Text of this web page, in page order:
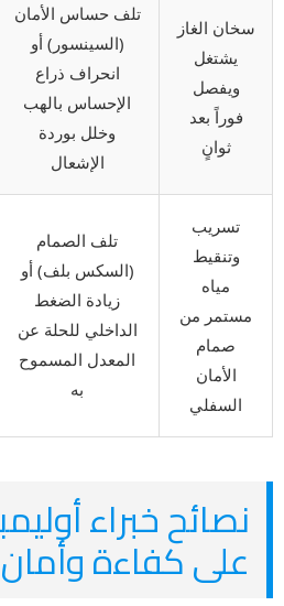
سخان الغاز
يشتغل
ويفصل
فوراً بعد
ثوانٍ
تلف حساس الأمان
(السينسور) أو
انحراف ذراع
الإحساس بالهب
وخلل بوردة
الإشعال
تسريب
وتنقيط
مياه
مستمر من
صمام
الأمان
السفلي
تلف الصمام
(السكس بلف) أو
زيادة الضغط
الداخلي للحلة عن
المعدل المسموح
به
نصائح خبراء
على كفاءة